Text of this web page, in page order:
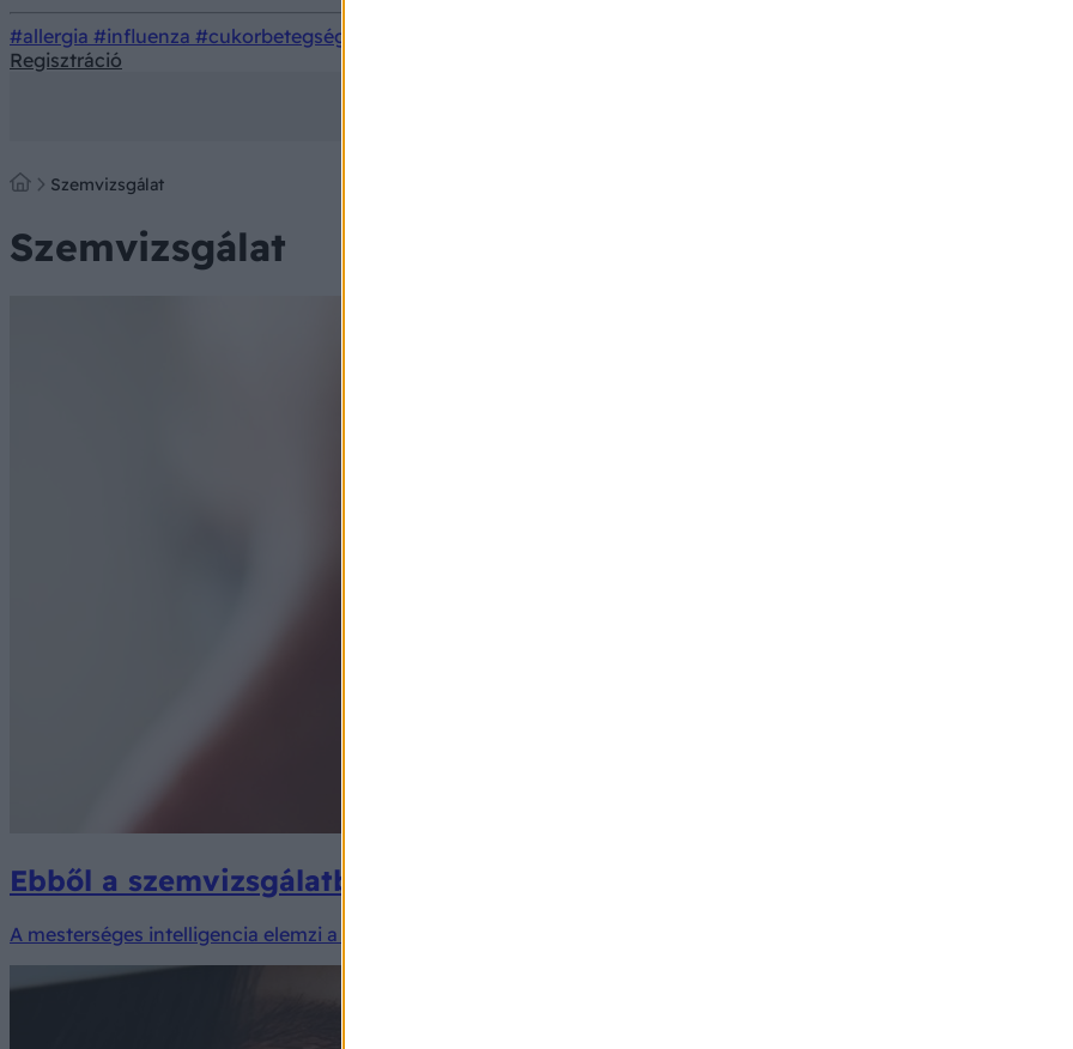
#allergia #influenza #cukorbetegség
Regisztráció
Szemvizsgálat
Szemvizsgálat
Ebből a szemvizsgálatból megjósolható, kap-e szívrohamot a következő
A mesterséges intelligencia elemzi a retina digitális képeit, feltárva a kockázatokat.